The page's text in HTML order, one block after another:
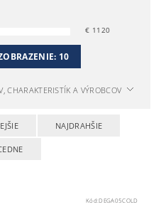
€ 1120
10
CHARAKTERISTÍK A VÝROBCOV
NAJDRAHŠIE
Kód:DEGA05COLD